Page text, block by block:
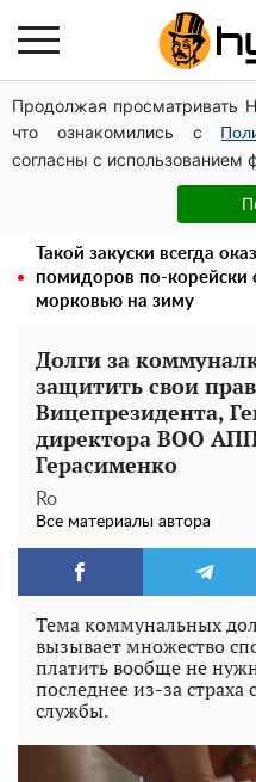
Продолжая просматривать
что ознакомились с
согласны с использованием
Украинская
в Минфин с призывом
налогообложение
Голая Елена Тополя в
отвисать челюсти: слив
Такой закуски всегда
помидоров по-корейски
морковью на зиму
Долги за
защитить свои
Вицепрезидента,
директора ВОО
Герасименко
Ro
Все материалы автора
Тема коммунальных
вызывает множество
платить вообще не
последнее из-за
службы.